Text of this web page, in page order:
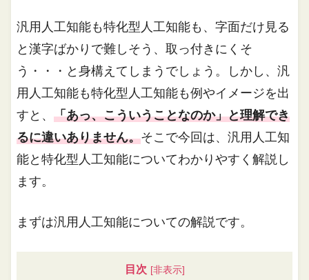
汎用人工知能も特化型人工知能も、字面だけ見る
と漢字ばかりで難しそう、取っ付きにくそ
う・・・と身構えてしまうでしょう。しかし、汎
用人工知能も特化型人工知能も例やイメージを出
すと、「あっ、こういうことなのか」と理解でき
るに違いありません。そこで今回は、汎用人工知
能と特化型人工知能についてわかりやすく解説し
ます。
まずは汎用人工知能についての解説です。
目次